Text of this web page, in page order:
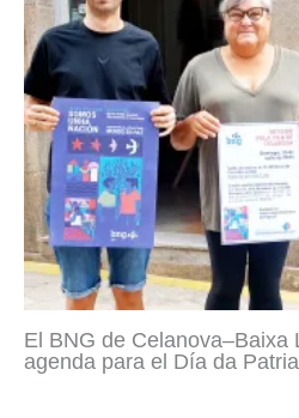
El BNG de Celanova–Baixa
agenda para el Día da